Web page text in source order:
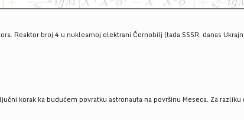
Reaktor broj 4 u nuklearnoj elektrani Černobilj (tada SSSR, danas
korak ka budućem povratku astronauta na površinu Meseca. Za